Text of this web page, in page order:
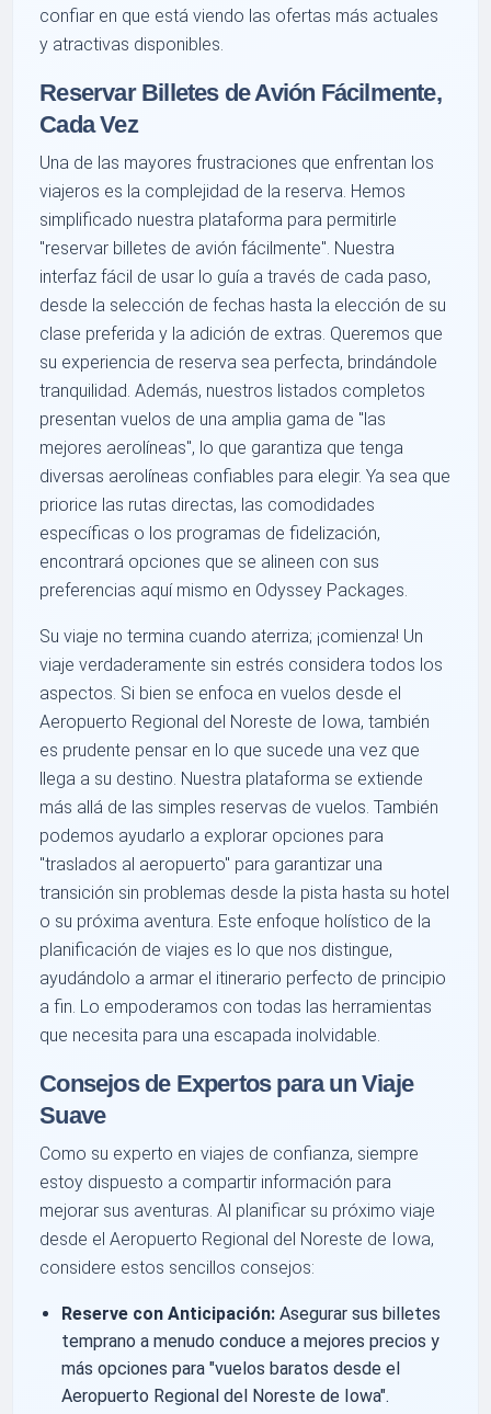
confiar en que está viendo las ofertas más actuales
y atractivas disponibles.
Reservar Billetes de Avión Fácilmente,
Cada Vez
Una de las mayores frustraciones que enfrentan los
viajeros es la complejidad de la reserva. Hemos
simplificado nuestra plataforma para permitirle
"reservar billetes de avión fácilmente". Nuestra
interfaz fácil de usar lo guía a través de cada paso,
desde la selección de fechas hasta la elección de su
clase preferida y la adición de extras. Queremos que
su experiencia de reserva sea perfecta, brindándole
tranquilidad. Además, nuestros listados completos
presentan vuelos de una amplia gama de "las
mejores aerolíneas", lo que garantiza que tenga
diversas aerolíneas confiables para elegir. Ya sea que
priorice las rutas directas, las comodidades
específicas o los programas de fidelización,
encontrará opciones que se alineen con sus
preferencias aquí mismo en Odyssey Packages.
Su viaje no termina cuando aterriza; ¡comienza! Un
viaje verdaderamente sin estrés considera todos los
aspectos. Si bien se enfoca en vuelos desde el
Aeropuerto Regional del Noreste de Iowa, también
es prudente pensar en lo que sucede una vez que
llega a su destino. Nuestra plataforma se extiende
más allá de las simples reservas de vuelos. También
podemos ayudarlo a explorar opciones para
"traslados al aeropuerto" para garantizar una
transición sin problemas desde la pista hasta su hotel
o su próxima aventura. Este enfoque holístico de la
planificación de viajes es lo que nos distingue,
ayudándolo a armar el itinerario perfecto de principio
a fin. Lo empoderamos con todas las herramientas
que necesita para una escapada inolvidable.
Consejos de Expertos para un Viaje
Suave
Como su experto en viajes de confianza, siempre
estoy dispuesto a compartir información para
mejorar sus aventuras. Al planificar su próximo viaje
desde el Aeropuerto Regional del Noreste de Iowa,
considere estos sencillos consejos:
Reserve con Anticipación: Asegurar sus billetes
temprano a menudo conduce a mejores precios y
más opciones para "vuelos baratos desde el
Aeropuerto Regional del Noreste de Iowa".